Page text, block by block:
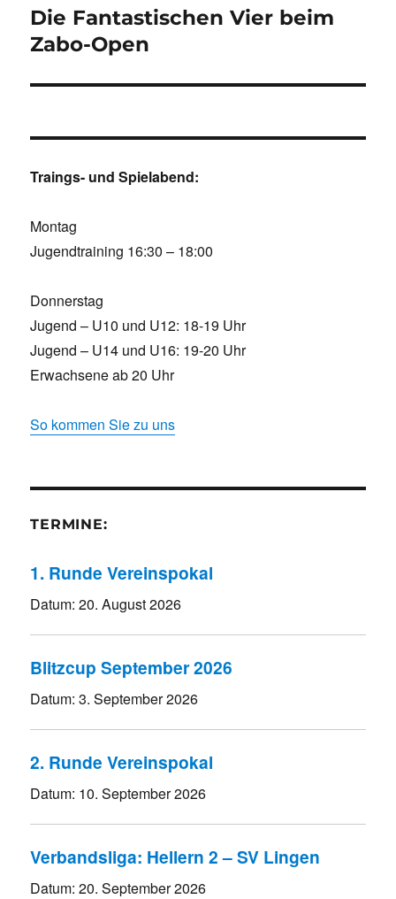
Die Fantastischen Vier beim
Zabo-Open
Traings- und Spielabend:
Montag
Jugendtraining 16:30 – 18:00
Donnerstag
Jugend – U10 und U12: 18-19 Uhr
Jugend – U14 und U16: 19-20 Uhr
Erwachsene ab 20 Uhr
So kommen Sie zu uns
TERMINE:
1. Runde Vereinspokal
Datum:20. August 2026
Blitzcup September 2026
Datum:3. September 2026
2. Runde Vereinspokal
Datum: 10. September 2026
Verbandsliga: Hellern 2 – SV Lingen
Datum:20. September 2026